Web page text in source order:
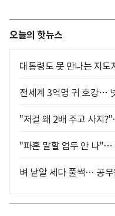
오늘의 핫뉴스
대통령도 못 만나는 지
전세계 3억명 귀 호강…
"저걸 왜 2배 주고 사지
"파혼 말할 엄두 안 나"…
벼 낱알 세다 풀썩… 공